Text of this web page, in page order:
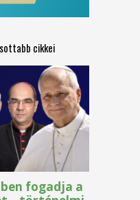
cikkei